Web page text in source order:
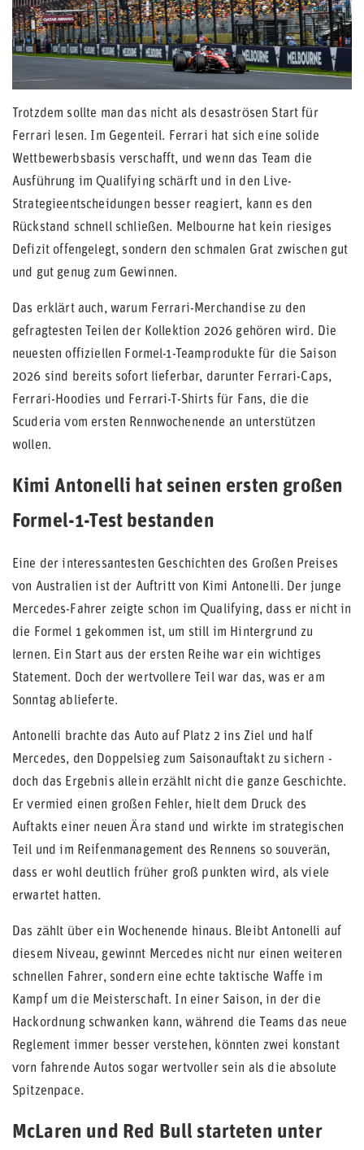
Trotzdem sollte man das nicht als desaströsen Start für
Ferrari lesen. Im Gegenteil. Ferrari hat sich eine solide
Wettbewerbsbasis verschafft, und wenn das Team die
Ausführung im Qualifying schärft und in den Live-
Strategieentscheidungen besser reagiert, kann es den
Rückstand schnell schließen. Melbourne hat kein riesiges
Defizit offengelegt, sondern den schmalen Grat zwischen gut
und gut genug zum Gewinnen.
Das erklärt auch, warum Ferrari-Merchandise zu den
gefragtesten Teilen der Kollektion 2026 gehören wird. Die
neuesten offiziellen Formel-1-Teamprodukte für die Saison
2026 sind bereits sofort lieferbar, darunter Ferrari-Caps,
Ferrari-Hoodies und Ferrari-T-Shirts für Fans, die die
Scuderia vom ersten Rennwochenende an unterstützen
wollen.
Kimi Antonelli hat seinen ersten großen
Formel-1-Test bestanden
Eine der interessantesten Geschichten des Großen Preises
von Australien ist der Auftritt von Kimi Antonelli. Der junge
Mercedes-Fahrer zeigte schon im Qualifying, dass er nicht in
die Formel 1 gekommen ist, um still im Hintergrund zu
lernen. Ein Start aus der ersten Reihe war ein wichtiges
Statement. Doch der wertvollere Teil war das, was er am
Sonntag ablieferte.
Antonelli brachte das Auto auf Platz 2 ins Ziel und half
Mercedes, den Doppelsieg zum Saisonauftakt zu sichern -
doch das Ergebnis allein erzählt nicht die ganze Geschichte.
Er vermied einen großen Fehler, hielt dem Druck des
Auftakts einer neuen Ära stand und wirkte im strategischen
Teil und im Reifenmanagement des Rennens so souverän,
dass er wohl deutlich früher groß punkten wird, als viele
erwartet hatten.
Das zählt über ein Wochenende hinaus. Bleibt Antonelli auf
diesem Niveau, gewinnt Mercedes nicht nur einen weiteren
schnellen Fahrer, sondern eine echte taktische Waffe im
Kampf um die Meisterschaft. In einer Saison, in der die
Hackordnung schwanken kann, während die Teams das neue
Reglement immer besser verstehen, könnten zwei konstant
vorn fahrende Autos sogar wertvoller sein als die absolute
Spitzenpace.
McLaren und Red Bull starteten unter